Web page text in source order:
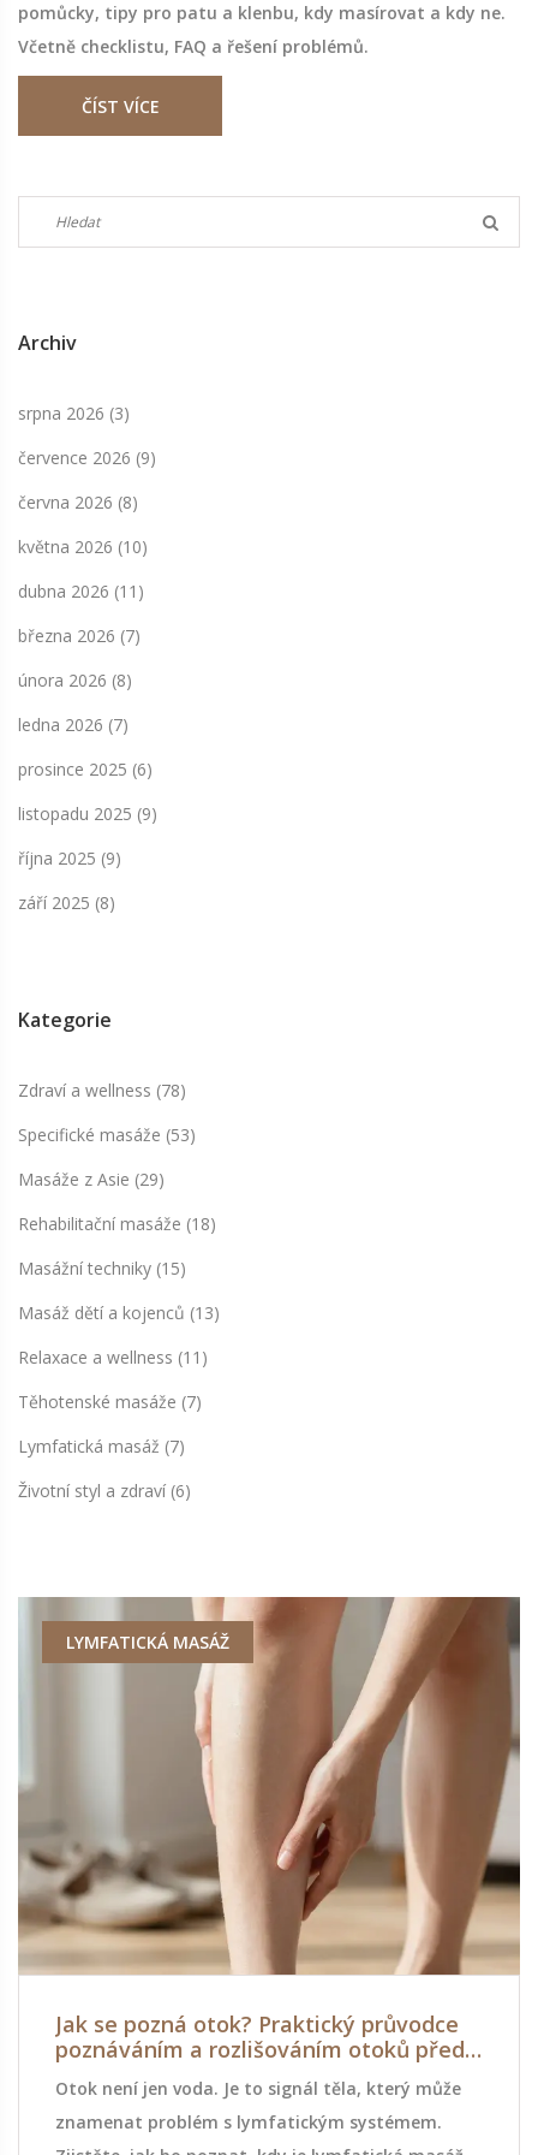
pomůcky, tipy pro patu a klenbu, kdy masírovat a kdy ne.
Včetně checklistu, FAQ a řešení problémů.
ČÍST VÍCE
Archiv
srpna 2026 (3)
července 2026 (9)
června 2026 (8)
května 2026 (10)
dubna 2026 (11)
března 2026 (7)
února 2026 (8)
ledna 2026 (7)
prosince 2025 (6)
listopadu 2025 (9)
října 2025 (9)
září 2025 (8)
Kategorie
Zdraví a wellness (78)
Specifické masáže (53)
Masáže z Asie (29)
Rehabilitační masáže (18)
Masážní techniky (15)
Masáž dětí a kojenců (13)
Relaxace a wellness (11)
Těhotenské masáže (7)
Lymfatická masáž (7)
Životní styl a zdraví (6)
LYMFATICKÁ MASÁŽ
Jak se pozná otok? Praktický průvodce
poznáváním a rozlišováním otoků před
Otok není jen voda. Je to signál těla, který může
znamenat problém s lymfatickým systémem.